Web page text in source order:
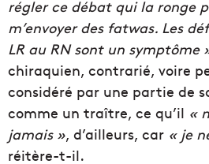
régler ce débat qui la ronge
m’envoyer des fatwas. Les
LR au RN sont un symptôme
chiraquien, contrarié, voire
considéré par une partie de
comme un traître, ce qu’il «
jamais », d’ailleurs, car « je
réitère-t-il.